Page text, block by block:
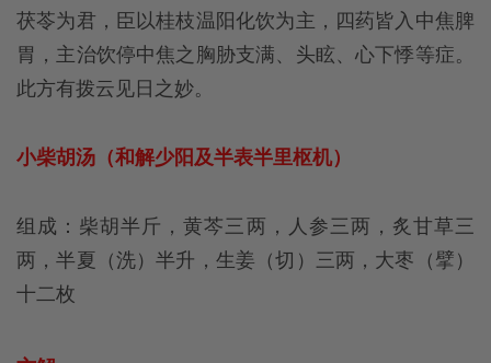
茯苓为君，臣以桂枝温阳化饮为主，四药皆入中焦脾
胃，主治饮停中焦之胸胁支满、头眩、心下悸等症。
此方有拨云见日之妙。
小柴胡汤（和解少阳及半表半里枢机）
组成：柴胡半斤，黄芩三两，人参三两，炙甘草三
两，半夏（洗）半升，生姜（切）三两，大枣（擘）
十二枚